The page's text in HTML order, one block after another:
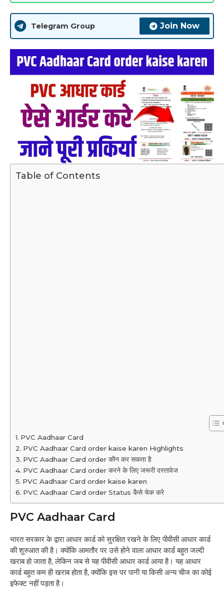
Telegram Group Join Now
Table of Contents
PVC Aadhaar Card
PVC Aadhaar Card order kaise karen Highlights
PVC Aadhaar Card order कौन कर सकता है
PVC Aadhaar Card order करने के लिए जरूरी दस्तावेज
PVC Aadhaar Card order kaise karen
PVC Aadhaar Card order Status कैसे चेक करे
PVC Aadhaar Card
भारत सरकार के द्वारा आधार कार्ड को सुरक्षित रखने के लिए पीवीसी आधार कार्ड
की शुरुआत की है। क्योंकि आमतौर पर उसे होने वाला आधार कार्ड बहुत जल्दी
खराब हो जाता है, लेकिन जब से यह पीवीसी आधार कार्ड आया है। यह आधार
कार्ड बहुत कम ही खराब होता है, क्योंकि इस पर पानी या किसी अन्य चीज का कोई
इफेक्ट नहीं पड़ता है।